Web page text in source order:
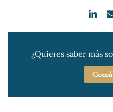
¿Quieres saber más